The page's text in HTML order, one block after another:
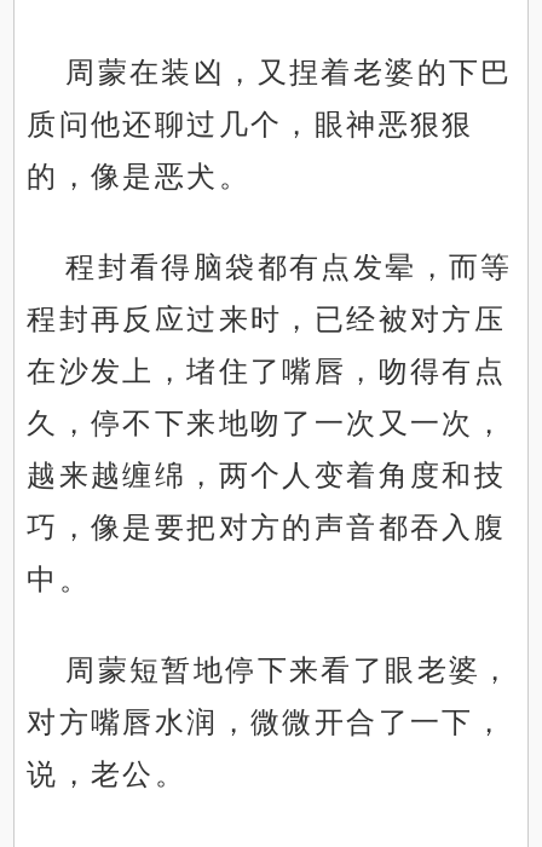
周蒙在装凶，又捏着老婆的下巴
质问他还聊过几个，眼神恶狠狠
的，像是恶犬。
程封看得脑袋都有点发晕，而等
程封再反应过来时，已经被对方压
在沙发上，堵住了嘴唇，吻得有点
久，停不下来地吻了一次又一次，
越来越缠绵，两个人变着角度和技
巧，像是要把对方的声音都吞入腹
中。
周蒙短暂地停下来看了眼老婆，
对方嘴唇水润，微微开合了一下，
说，老公。